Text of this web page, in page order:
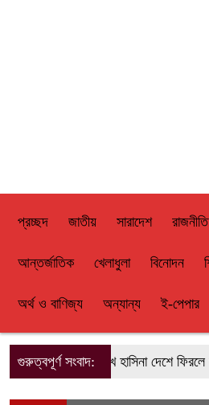
প্রচ্ছদ জাতীয় সারাদেশ রাজনীতি
আন্তর্জাতিক খেলাধুলা বিনোদন
অর্থ ও বাণিজ্য অন্যান্য ই-পেপার
গুরুত্বপূর্ণ সংবাদ:শেখ হাসিনা দেশে ফিরলে